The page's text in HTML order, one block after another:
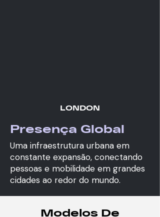
LONDON
Presença Global
Uma infraestrutura urbana em
constante expansão, conectando
pessoas e mobilidade em grandes
cidades ao redor do mundo.
Modelos De